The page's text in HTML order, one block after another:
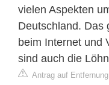
vielen Aspekten
Deutschland. Das
beim Internet und
sind auch die
Antrag auf